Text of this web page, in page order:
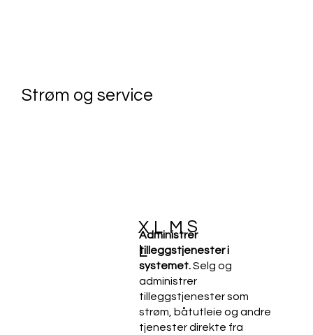
Strøm og service
X
L
L M S
Administrer
tilleggstjenester i
systemet.Selg og
administrer
tilleggstjenester som
strøm, båtutleie og andre
tjenester direkte fra